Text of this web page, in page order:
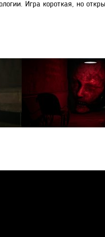
Игра короткая, но